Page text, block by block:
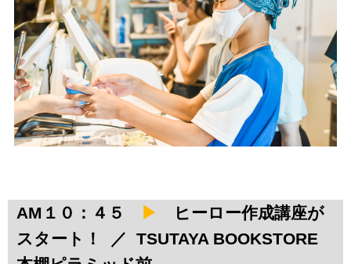
AM１０：４５ ▶
ヒーロー作成講座が
スタート！ ／ TSUTAYA BOOKSTORE